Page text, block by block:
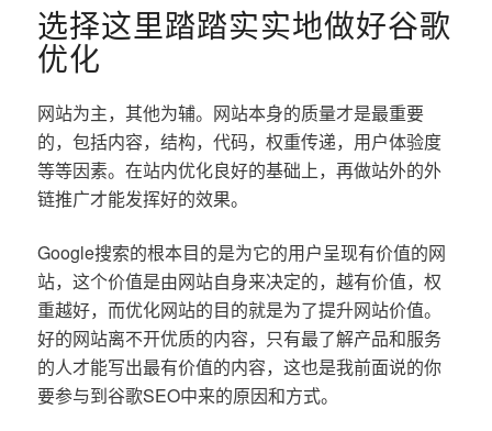
选择这里踏踏实实地做好谷歌
优化
网站为主，其他为辅。网站本身的质量才是最重要
的，包括内容，结构，代码，权重传递，用户体验度
等等因素。在站内优化良好的基础上，再做站外的外
链推广才能发挥好的效果。
Google搜索的根本目的是为它的用户呈现有价值的网
站，这个价值是由网站自身来决定的，越有价值，权
重越好，而优化网站的目的就是为了提升网站价值。
好的网站离不开优质的内容，只有最了解产品和服务
的人才能写出最有价值的内容，这也是我前面说的你
要参与到谷歌SEO中来的原因和方式。